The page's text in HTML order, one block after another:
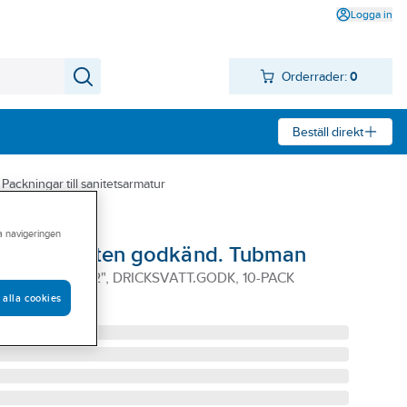
Logga in
Orderrader: 0
Beställ direkt
Packningar till sanitetsarmatur
godkänd. Tubman
1/2", DRICKSVATT.GODK, 10-PACK
navigeringen
alla cookies